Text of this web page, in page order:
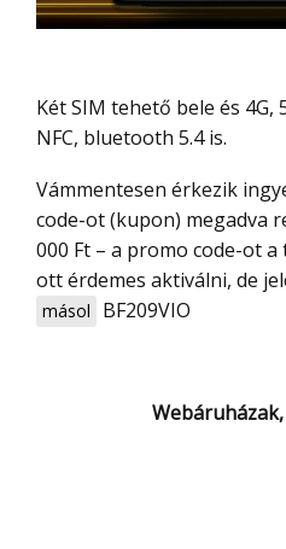
Két SIM tehető bele és 4G, 5G is van és wifi 6, infra,
NFC, bluetooth 5.4 is.
Vámmentesen érkezik ingyen szállítással és promo
code-ot (kupon) megadva
000 Ft – a promo code-ot
ott érdemes aktiválni, de
másol BF209VIO